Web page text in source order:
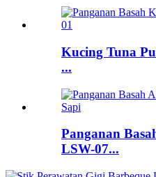
Kucing Tuna
...
Panganan
LSW-07...